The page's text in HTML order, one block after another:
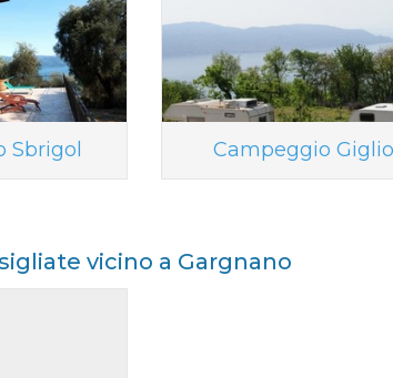
Sbrigol Campeggio
vicino a Gargnano